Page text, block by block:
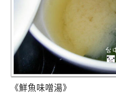
《鮮魚味噌湯》